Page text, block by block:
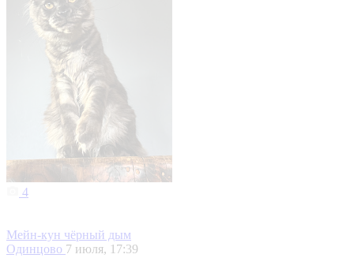
4
Мейн-кун чёрный дым
Одинцово 7 июля, 17:39